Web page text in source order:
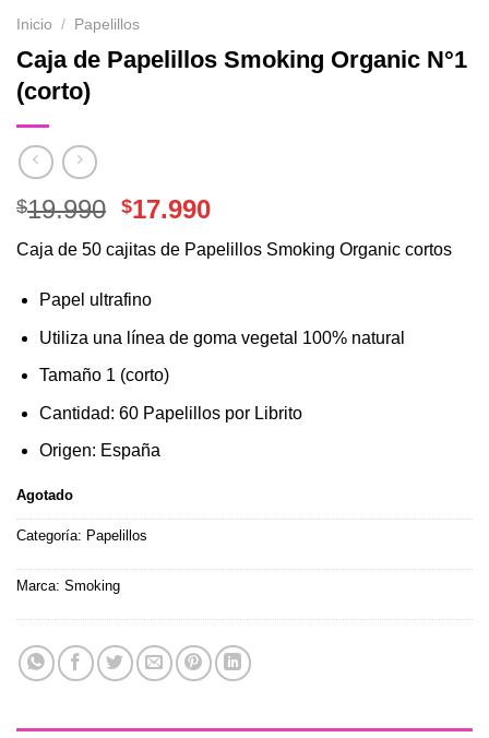
Inicio / Papelillos
Caja de Papelillos Smoking Organic N°1
(corto)
$19.990 El
original
era:
$19.990.
$17.990El
actual
Caja de 50 cajitas de Papelillos Smoking Organic cortos
Papel ultrafino
Utiliza una línea de goma vegetal 100% natural
Tamaño 1 (corto)
Cantidad: 60 Papelillos por Librito
Origen: España
Agotado
Categoría: Papelillos
Marca: Smoking